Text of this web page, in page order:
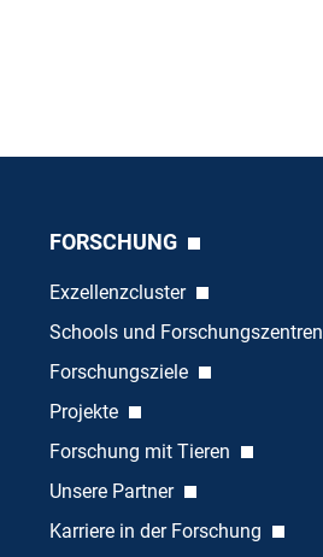
FORSCHUNG
Exzellenzcluster
Schools und Forschungszentren
Forschungsziele
Projekte
Forschung mit Tieren
Unsere Partner
Karriere in der Forschung